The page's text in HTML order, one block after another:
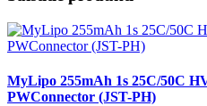
MyLipo 255mAh 1s 25C/50C
PWConnector (JST-PH)